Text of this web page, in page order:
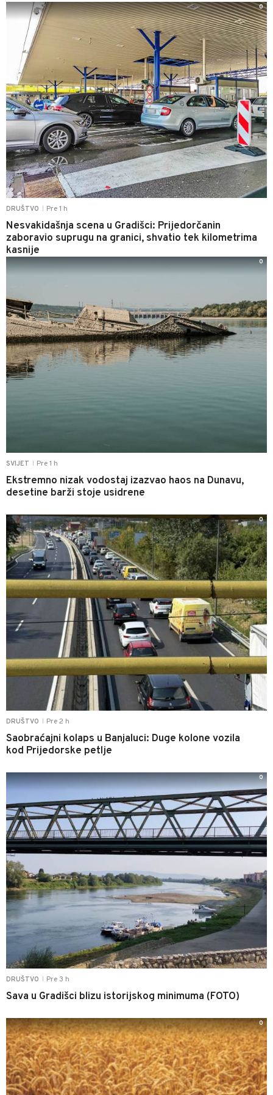
DRUŠTVO Pre 1 h
Nesvakidašnja scena u Gradišci: Prijedorčanin
zaboravio suprugu na granici, shvatio tek kilometrima
kasnije
0
SVIJET Pre 1 h
Ekstremno nizak vodostaj izazvao haos na Dunavu,
desetine barži stoje usidrene
0
DRUŠTVO Pre 2 h
Saobraćajni kolaps u Banjaluci: Duge kolone vozila
kod Prijedorske petlje
0
DRUŠTVO Pre 3 h
Sava u Gradišci blizu istorijskog minimuma (FOTO)
0
0